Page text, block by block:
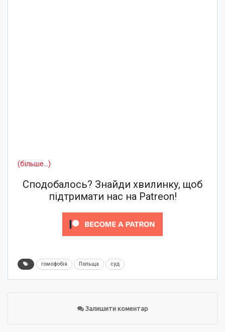
(більше…)
Сподобалось? Знайди хвилинку, щоб
підтримати нас на Patreon!
гомофобія Польща суд
Залишити коментар